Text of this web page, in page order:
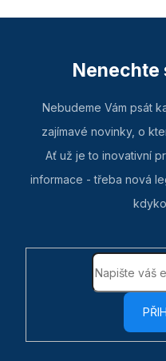
Nenechte
Nebudeme Vám psát
zajímavé novinky, o
Ať už je to inovativní
informace - třeba nová